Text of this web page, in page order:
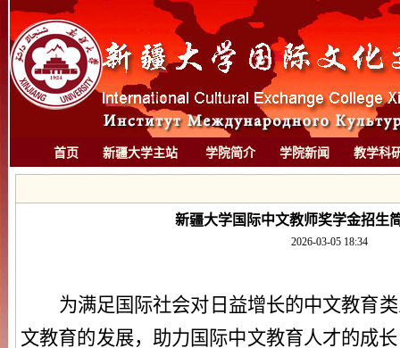
首页 新疆大学主站 学院简介 学院新闻 教学科
新疆大学国际中文教师奖学金招生
2026-03-05 18:34
为满足国际社会对日益增长的中文教育
文教育的发展，助力国际中文教育人才的成